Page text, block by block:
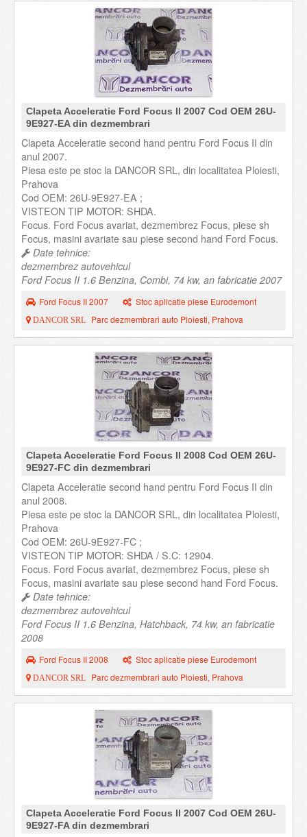
Clapeta Acceleratie Ford Focus II 2007 Cod OEM 26U-
9E927-EA din dezmembrari
Clapeta Acceleratie second hand pentru Ford Focus II din
anul 2007.
Piesa este pe stoc la DANCOR SRL, din localitatea Ploiesti,
Prahova
Cod OEM: 26U-9E927-EA ;
VISTEON TIP MOTOR: SHDA.
Focus. Ford Focus avariat, dezmembrez Focus, piese sh
Focus, masini avariate sau piese second hand Ford Focus.
Date tehnice:
dezmembrez autovehicul
Ford Focus II 1.6 Benzina, Combi, 74 kw, an fabricatie 2007
Ford Focus II 2007 Stoc aplicatie piese Eurodemont
DANCOR SRL Parc dezmembrari auto Ploiesti, Prahova
Clapeta Acceleratie Ford Focus II 2008 Cod OEM 26U-
9E927-FC din dezmembrari
Clapeta Acceleratie second hand pentru Ford Focus II din
anul 2008.
Piesa este pe stoc la DANCOR SRL, din localitatea Ploiesti,
Prahova
Cod OEM: 26U-9E927-FC ;
VISTEON TIP MOTOR: SHDA / S.C: 12904.
Focus. Ford Focus avariat, dezmembrez Focus, piese sh
Focus, masini avariate sau piese second hand Ford Focus.
Date tehnice:
dezmembrez autovehicul
Ford Focus II 1.6 Benzina, Hatchback, 74 kw, an fabricatie
2008
Ford Focus II 2008 Stoc aplicatie piese Eurodemont
DANCOR SRL Parc dezmembrari auto Ploiesti, Prahova
Clapeta Acceleratie Ford Focus II 2007 Cod OEM 26U-
9E927-FA din dezmembrari